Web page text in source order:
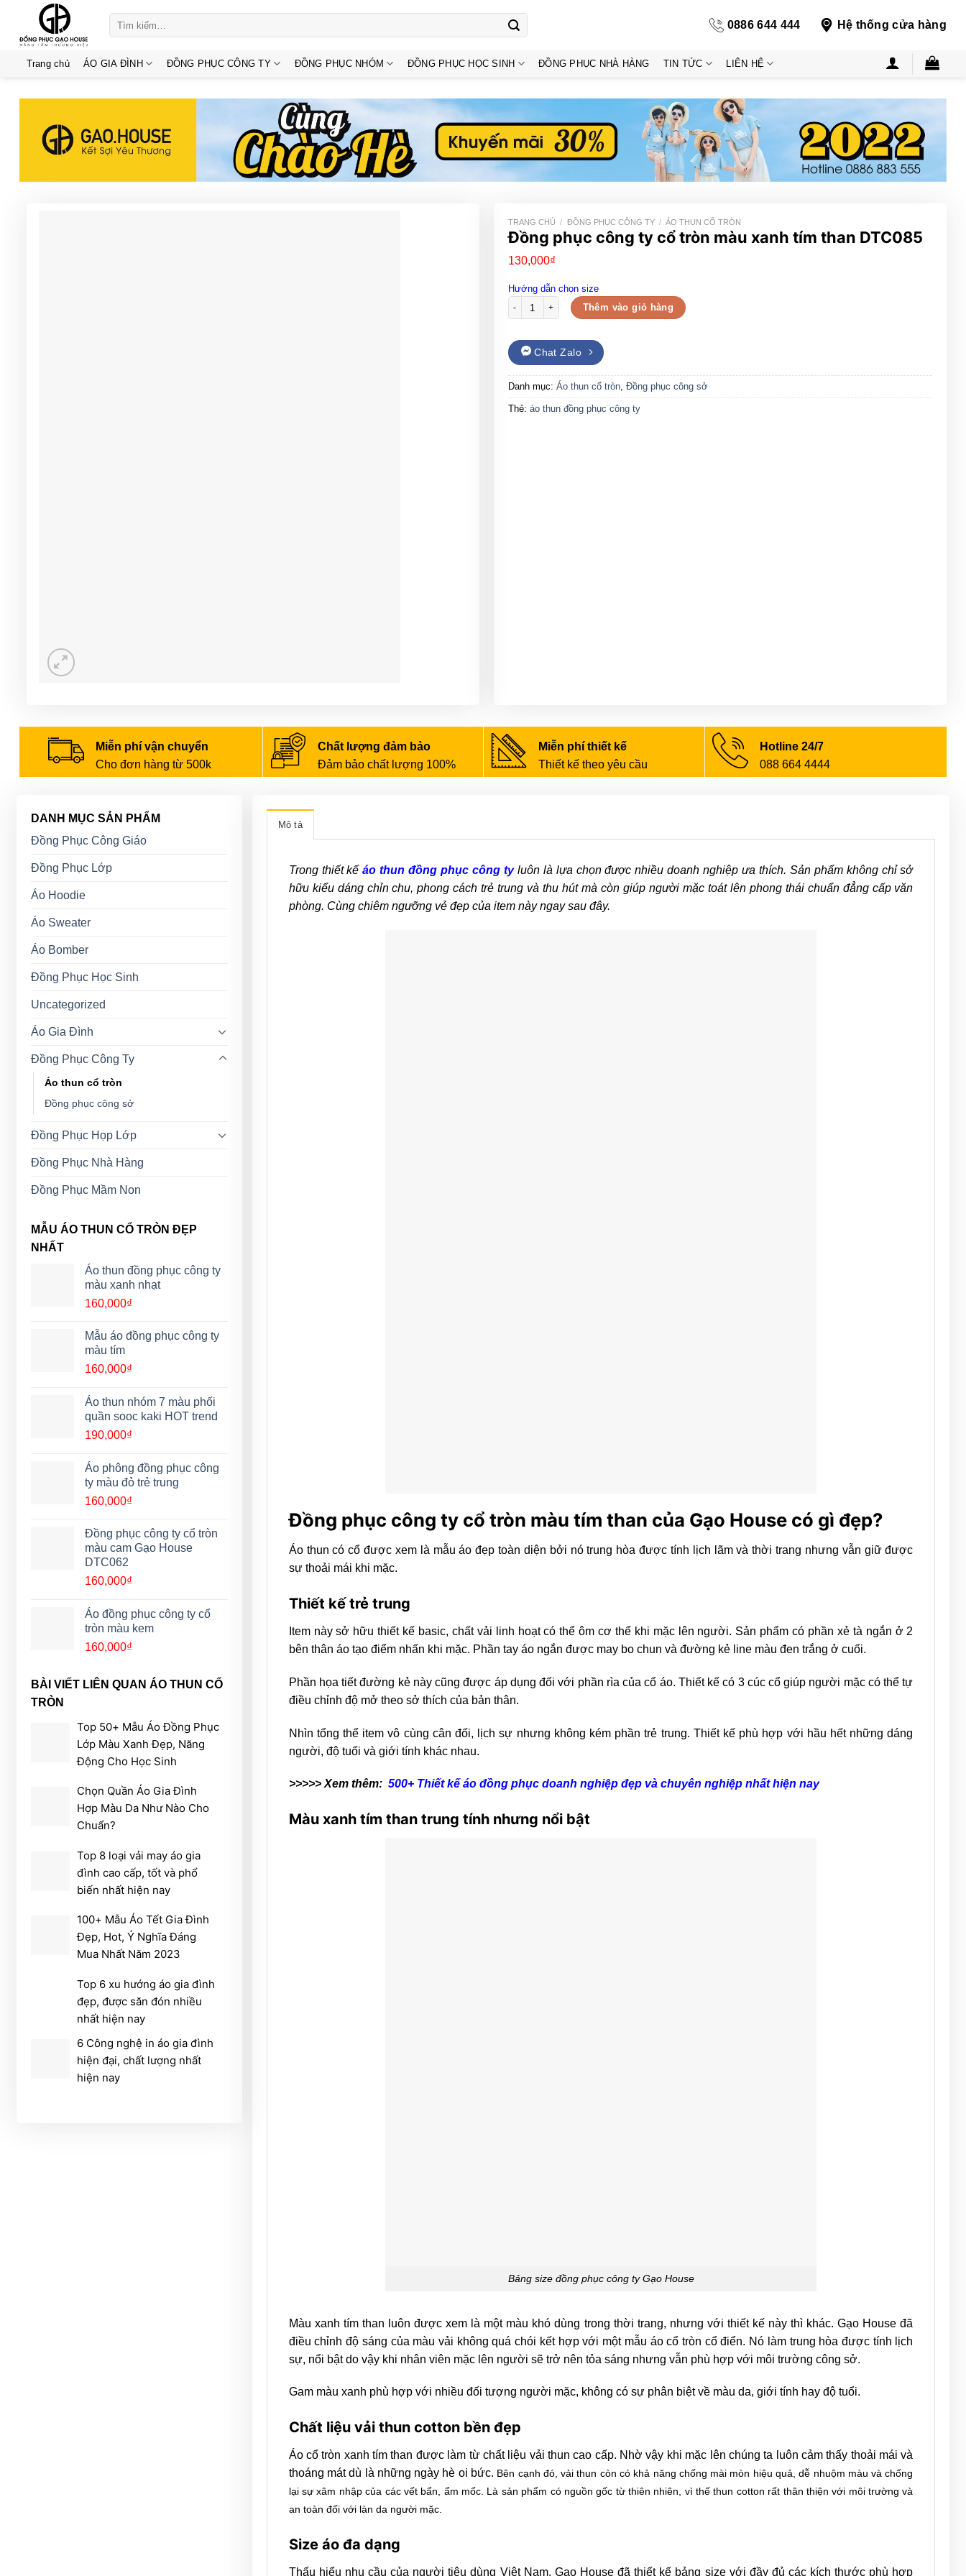
content
0886 644 444 Hệ thống cửa hàng
Trang chủ ÁO GIA ĐÌNH ĐỒNG PHỤC CÔNG TY ĐỒNG PHỤC NHÓM ĐỒNG PHỤC HỌC SINH ĐỒNG PHỤC NHÀ HÀNG TIN TỨC LIÊN HỆ
TRANG CHỦ / ĐỒNG PHỤC CÔNG TY / ÁO THUN CỔ TRÒN
Đồng phục công ty cổ tròn màu xanh tím than DTC085
130,000₫
Hướng dẫn chọn size
Đồng phục công ty cổ tròn màu xanh tím than DTC085 số lượng
Thêm vào giỏ hàng
Chat Zalo
Danh mục: Áo thun cổ tròn, Đồng phục công sở
Thẻ: áo thun đồng phục công ty
Miễn phí vận chuyển
Cho đơn hàng từ 500k
Chất lượng đảm bảo
Đảm bảo chất lượng 100%
Miễn phí thiết kế
Thiết kế theo yêu cầu
Hotline 24/7
088 664 4444
DANH MỤC SẢN PHẨM
Đồng Phục Công Giáo
Đồng Phục Lớp
Áo Hoodie
Áo Sweater
Áo Bomber
Đồng Phục Học Sinh
Uncategorized
Áo Gia Đình
Đồng Phục Công Ty
Áo thun cổ tròn
Đồng phục công sở
Đồng Phục Họp Lớp
Đồng Phục Nhà Hàng
Đồng Phục Mầm Non
MẪU ÁO THUN CỔ TRÒN ĐẸP
NHẤT
Áo thun đồng phục công ty
màu xanh nhạt
160,000₫
Mẫu áo đồng phục công ty
màu tím
160,000₫
Áo thun nhóm 7 màu phối
quần sooc kaki HOT trend
190,000₫
Áo phông đồng phục công
ty màu đỏ trẻ trung
160,000₫
Đồng phục công ty cổ tròn
màu cam Gạo House
DTC062
160,000₫
Áo đồng phục công ty cổ
tròn màu kem
160,000₫
BÀI VIẾT LIÊN QUAN ÁO THUN CỔ
TRÒN
Top 50+ Mẫu Áo Đồng Phục
Lớp Màu Xanh Đẹp, Năng
Động Cho Học Sinh
Chọn Quần Áo Gia Đình
Hợp Màu Da Như Nào Cho
Chuẩn?
Top 8 loại vải may áo gia
đình cao cấp, tốt và phổ
biến nhất hiện nay
100+ Mẫu Áo Tết Gia Đình
Đẹp, Hot, Ý Nghĩa Đáng
Mua Nhất Năm 2023
Top 6 xu hướng áo gia đình
đẹp, được săn đón nhiều
nhất hiện nay
6 Công nghệ in áo gia đình
hiện đại, chất lượng nhất
hiện nay
Mô tả
Trong thiết kếáo thun đồng phục công ty luôn là lựa chọn được nhiều doanh nghiệp ưa thích. Sản phẩm không chỉ sở
hữu kiểu dáng chỉn chu, phong cách trẻ trung và thu hút mà còn giúp người mặc toát lên phong thái chuẩn đẳng cấp văn
phòng. Cùng chiêm ngưỡng vẻ đẹp của item này ngay sau đây.
Đồng phục công ty cổ tròn màu tím than của Gạo House có gì đẹp?
Áo thun có cổ được xem là mẫu áo đẹp toàn diện bởi nó trung hòa được tính lịch lãm và thời trang nhưng vẫn giữ được
sự thoải mái khi mặc.
Thiết kế trẻ trung
Item này sở hữu thiết kế basic, chất vải linh hoạt có thể ôm cơ thể khi mặc lên người. Sản phẩm có phần xẻ tà ngắn ở 2
bên thân áo tạo điểm nhấn khi mặc. Phần tay áo ngắn được may bo chun và đường kẻ line màu đen trắng ở cuối.
Phần họa tiết đường kẻ này cũng được áp dụng đối với phần rìa của cổ áo. Thiết kế có 3 cúc cổ giúp người mặc có thể tự
điều chỉnh độ mở theo sở thích của bản thân.
Nhìn tổng thể item vô cùng cân đối, lịch sự nhưng không kém phần trẻ trung. Thiết kế phù hợp với hầu hết những dáng
người, độ tuổi và giới tính khác nhau.
>>>>> Xem thêm: 500+ Thiết kế áo đồng phục doanh nghiệp đẹp và chuyên nghiệp nhất hiện nay
Màu xanh tím than trung tính nhưng nổi bật
Bảng size đồng phục công ty Gạo House
Màu xanh tím than luôn được xem là một màu khó dùng trong thời trang, nhưng với thiết kế này thì khác. Gạo House đã
điều chỉnh độ sáng của màu vải không quá chói kết hợp với một mẫu áo cổ tròn cổ điển. Nó làm trung hòa được tính lịch
sự, nổi bật do vậy khi nhân viên mặc lên người sẽ trở nên tỏa sáng nhưng vẫn phù hợp với môi trường công sở.
Gam màu xanh phù hợp với nhiều đối tượng người mặc, không có sự phân biệt về màu da, giới tính hay độ tuổi.
Chất liệu vải thun cotton bền đẹp
Áo cổ tròn xanh tím than được làm từ chất liệu vải thun cao cấp. Nhờ vậy khi mặc lên chúng ta luôn cảm thấy thoải mái và
thoáng mát dù là những ngày hè oi bức. Bên cạnh đó, vải thun còn có khả năng chống mài mòn hiệu quả, dễ nhuộm màu và chống
lại sự xâm nhập của các vết bẩn, ẩm mốc. Là sản phẩm có nguồn gốc từ thiên nhiên, vì thế thun cotton rất thân thiện với môi trường và
an toàn đối với làn da người mặc.
Size áo đa dạng
Thấu hiểu nhu cầu của người tiêu dùng Việt Nam, Gạo House đã thiết kế bảng size với đầy đủ các kích thước phù hợp